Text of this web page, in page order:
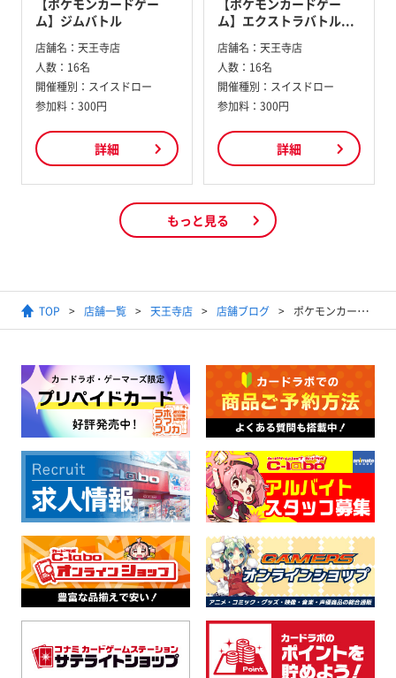
ム】ジムバトル
店舗名： 天王寺店
人数： 16名
開催種別： スイスドロー
参加料： 300円
詳細
ム】エクストラバトル...
店舗名： 天王寺店
人数： 16名
開催種別： スイスドロー
参加料： 300円
詳細
もっと見る
TOP 店舗一覧 天王寺店 店舗ブログ ポケモンカード デッキコーナーのデッキ紹介！！